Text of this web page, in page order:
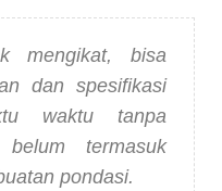
mengikat, bisa
dan spesifikasi
waktu tanpa
belum termasuk
pondasi.